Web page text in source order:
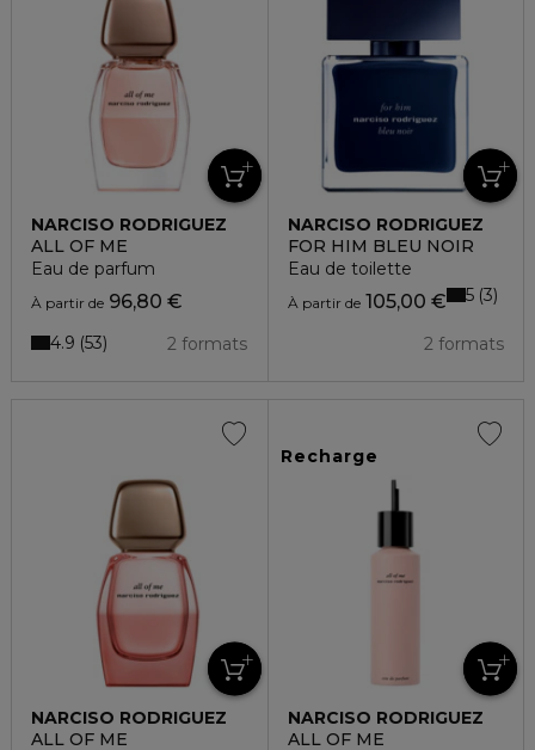
NARCISO RODRIGUEZ
ALL OF ME
Eau de parfum
À partir de 96,80 €
2 formats
4.9 53
NARCISO RODRIGUEZ
FOR HIM BLEU NOIR
Eau de toilette
À partir de105,00 €
2 formats
5 3
NARCISO RODRIGUEZ
ALL OF ME
Recharge
NARCISO RODRIGUEZ
ALL OF ME